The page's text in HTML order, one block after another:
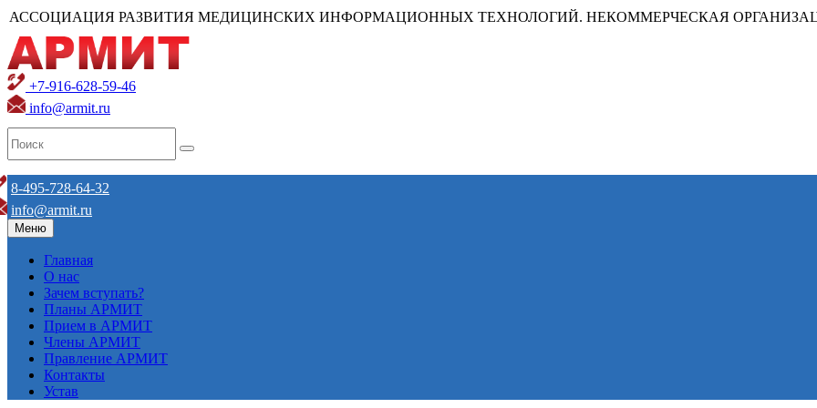
АССОЦИАЦИЯ РАЗВИТИЯ МЕДИЦИНСКИХ ИНФОРМАЦИОННЫХ ТЕХНОЛОГИЙ. НЕКОММЕРЧЕСКАЯ
+7-916-628-59-46
info@armit.ru
8-495-728-64-32
info@armit.ru
Меню
Главная
О нас
Зачем вступать?
Планы АРМИТ
Прием в АРМИТ
Члены АРМИТ
Правление АРМИТ
Контакты
Устав